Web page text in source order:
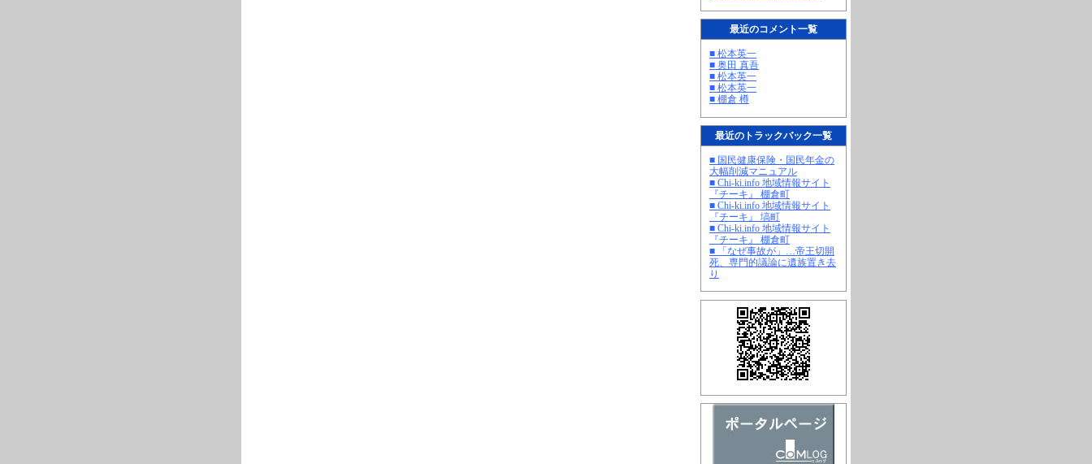
最近のコメント一覧
■ 松本英一
■ 奥田 真吾
■ 松本英一
■ 松本英一
■ 棚倉 樽
最近のトラックバック一覧
■ 国民健康保険・国民年金の
大幅削減マニュアル
■ Chi-ki.info 地域情報サイト
『チーキ』 棚倉町
■ Chi-ki.info 地域情報サイト
『チーキ』 塙町
■ Chi-ki.info 地域情報サイト
『チーキ』 棚倉町
■ 「なぜ事故が」…帝王切開
死、専門的議論に遺族置き去
り